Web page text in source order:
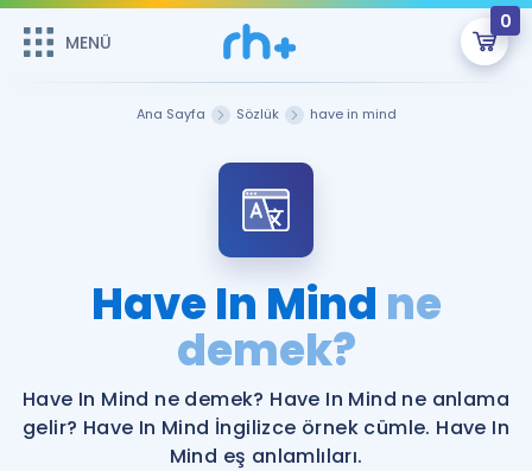
MENÜ
0
Şifremi Hatırlamıyorum
Sepetin Şu An Boş.
Remzi Hoca ile seni sınava hazırlayacak onlarca eğitim seni
bekliyor!
MENÜ
Katılımcı Görüşleri
Faydalı Araçlar
Ücretsiz Kaynaklar
İngilizce Gramer
Ana Sayfa Sözlük have in mind
Have In Mind ne
demek?
Have In Mind ne demek? Have In Mind ne anlama
gelir? Have In Mind İngilizce örnek cümle. Have In
Mind eş anlamlıları.